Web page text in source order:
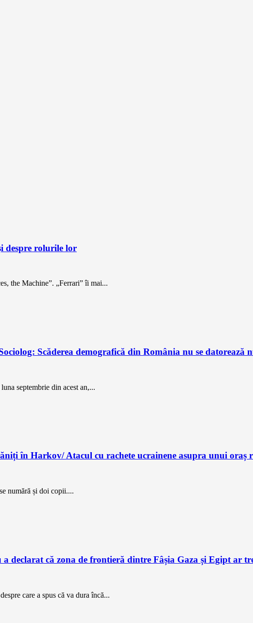
despre rolurile lor
the Machine”. „Ferrari” îi mai...
Scăderea demografică din România nu se datorează
septembrie din acest an,...
în Harkov/ Atacul cu rachete ucrainene asupra unui oraș
numără și doi copii....
declarat că zona de frontieră dintre Fâșia Gaza și Egipt ar
care a spus că va dura încă...